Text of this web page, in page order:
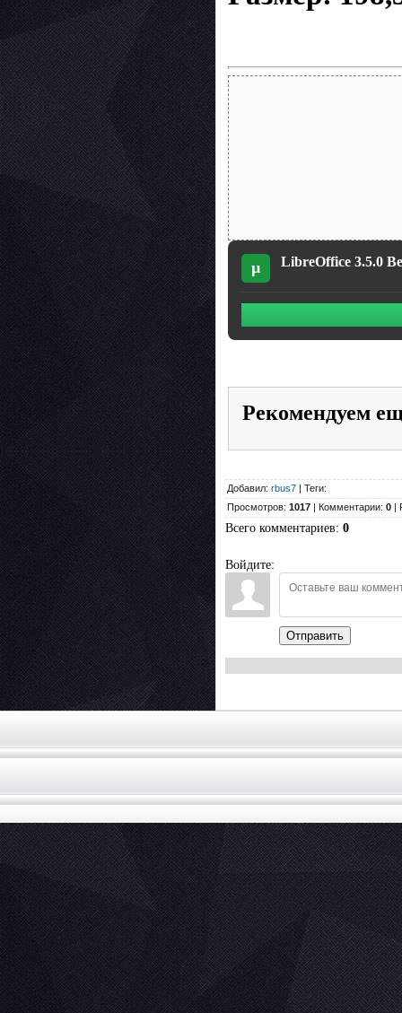
µ LibreOffice 3.5.0
Рекомендуем
Добавил: rbus7 | Теги:
Просмотров: 1017 | Комментарии: 0 |
Всего комментариев: 0
Войдите:
Отправить